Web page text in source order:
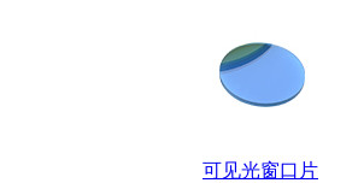
可见光窗口片